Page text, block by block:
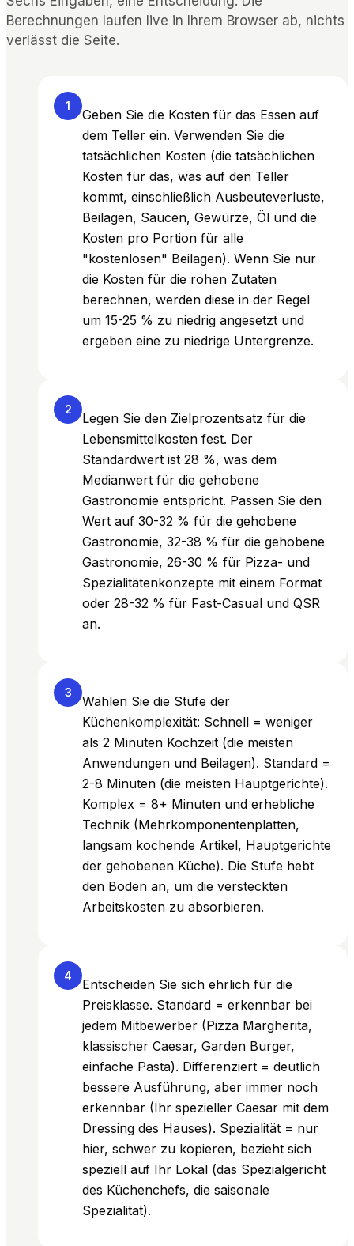
Berechnungen laufen live in Ihrem Browser ab, nichts
verlässt die Seite.
1
Geben Sie die Kosten für das Essen auf
dem Teller ein. Verwenden Sie die
tatsächlichen Kosten (die tatsächlichen
Kosten für das, was auf den Teller
kommt, einschließlich Ausbeuteverluste,
Beilagen, Saucen, Gewürze, Öl und die
Kosten pro Portion für alle
"kostenlosen" Beilagen). Wenn Sie nur
die Kosten für die rohen Zutaten
berechnen, werden diese in der Regel
um 15-25 % zu niedrig angesetzt und
ergeben eine zu niedrige Untergrenze.
2
Legen Sie den Zielprozentsatz für die
Lebensmittelkosten fest. Der
Standardwert ist 28 %, was dem
Medianwert für die gehobene
Gastronomie entspricht. Passen Sie den
Wert auf 30-32 % für die gehobene
Gastronomie, 32-38 % für die gehobene
Gastronomie, 26-30 % für Pizza- und
Spezialitätenkonzepte mit einem Format
oder 28-32 % für Fast-Casual und QSR
an.
3
Wählen Sie die Stufe der
Küchenkomplexität: Schnell = weniger
als 2 Minuten Kochzeit (die meisten
Anwendungen und Beilagen). Standard =
2-8 Minuten (die meisten Hauptgerichte).
Komplex = 8+ Minuten und erhebliche
Technik (Mehrkomponentenplatten,
langsam kochende Artikel, Hauptgerichte
der gehobenen Küche). Die Stufe hebt
den Boden an, um die versteckten
Arbeitskosten zu absorbieren.
4
Entscheiden Sie sich ehrlich für die
Preisklasse. Standard = erkennbar bei
jedem Mitbewerber (Pizza Margherita,
klassischer Caesar, Garden Burger,
einfache Pasta). Differenziert = deutlich
bessere Ausführung, aber immer noch
erkennbar (Ihr spezieller Caesar mit dem
Dressing des Hauses). Spezialität = nur
hier, schwer zu kopieren, bezieht sich
speziell auf Ihr Lokal (das Spezialgericht
des Küchenchefs, die saisonale
Spezialität).